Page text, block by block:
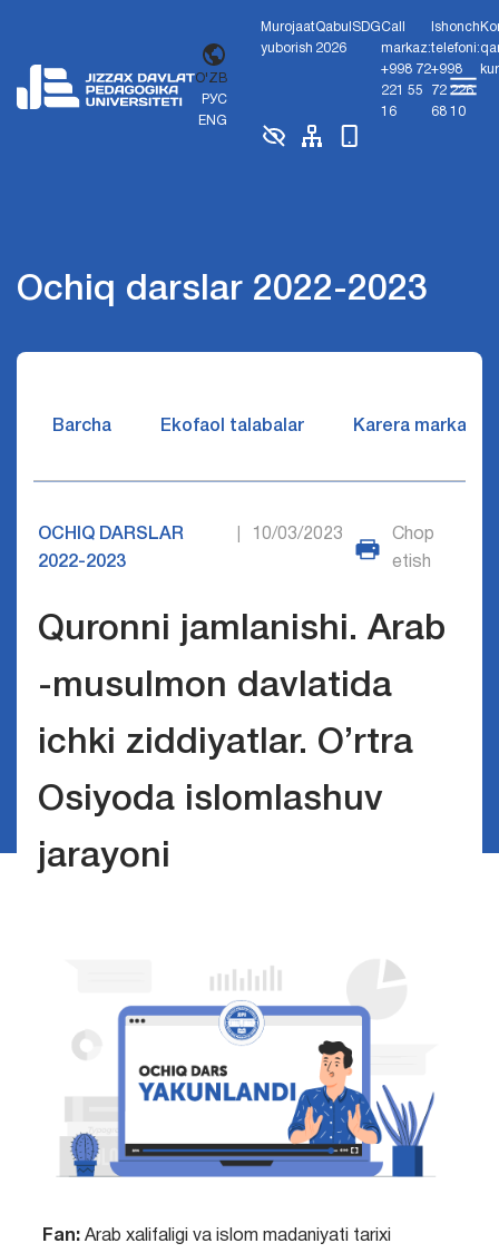
O'ZB
РУС
ENG
Murojaat
yuborish
Qabul
2026
SDGCall
markaz:
+998 72
221 55
16
Ishonch
telefoni:
+998
72 226
68 10
Ochiq darslar 2022-2023
Barcha Ekofaol talabalar Karera markazi
OCHIQ DARSLAR
2022-2023
10/03/2023
Chop
etish
Quronni jamlanishi. Arab
-musulmon davlatida
ichki ziddiyatlar. O’rtra
Osiyoda islomlashuv
jarayoni
Fan: Arab xalifaligi va islom madaniyati tarixi